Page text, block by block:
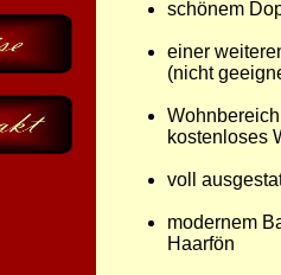
schönem
einer
(nicht
kostenloses
voll
modernem
Haarfön